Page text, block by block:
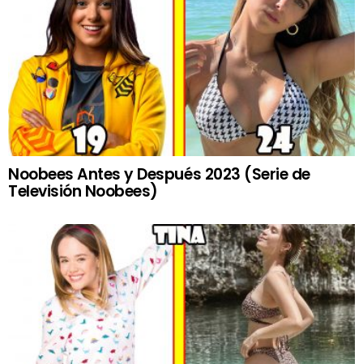
Noobees Antes y Después 2023 (Serie de
Televisión Noobees)